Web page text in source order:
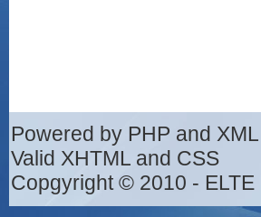
Powered by PHP and XML
Valid XHTML and CSS
Copgyright © 2010 -